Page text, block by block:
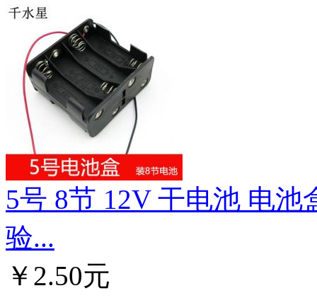
5号 8节 12V 干电池 电
验...
￥2.50元